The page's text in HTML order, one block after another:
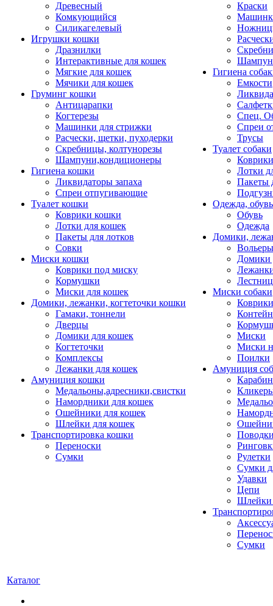
Древесный
Комкующийся
Силикагелевый
Игрушки кошки
Дразнилки
Интерактивные для кошек
Мягкие для кошек
Мячики для кошек
Груминг кошки
Антицарапки
Когтерезы
Машинки для стрижки
Расчески, щетки, пуходерки
Скребницы, колтунорезы
Шампуни,кондиционеры
Гигиена кошки
Ликвидаторы запаха
Спреи отпугивающие
Туалет кошки
Коврики кошки
Лотки для кошек
Пакеты для лотков
Совки
Миски кошки
Коврики под миску
Кормушки
Миски для кошек
Домики, лежанки, когтеточки кошки
Гамаки, тоннели
Дверцы
Домики для кошек
Когтеточки
Комплексы
Лежанки для кошек
Амуниция кошки
Медальоны,адресники,свистки
Намордники для кошек
Ошейники для кошек
Шлейки для кошек
Транспортировка кошки
Переноски
Сумки
Краски
Гигиена
Емкости
Спец.
Спреи
Трусы
Туалет собаки
Коврики
Лотки
Пакеты
Одежда, обувь
Обувь
Одежда
Домики,
Домики
Миски собаки
Миски
Миски
Поилки
Амуниция
Рулетки
Сумки
Удавки
Цепи
Шлейки
Сумки
Каталог